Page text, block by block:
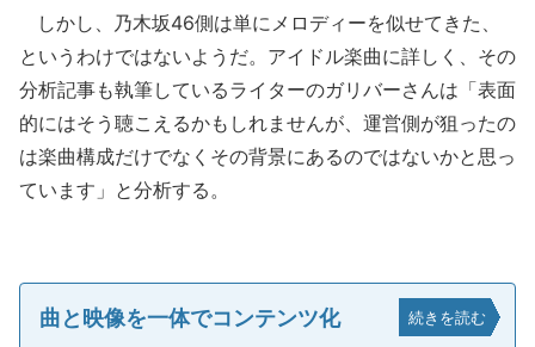
しかし、乃木坂46側は単にメロディーを似せてきた、
というわけではないようだ。アイドル楽曲に詳しく、その
分析記事も執筆しているライターのガリバーさんは「表面
的にはそう聴こえるかもしれませんが、運営側が狙ったの
は楽曲構成だけでなくその背景にあるのではないかと思っ
ています」と分析する。
曲と映像を一体でコンテンツ化 続きを読む